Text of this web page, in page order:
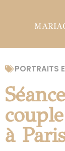
PORTRAITS
à